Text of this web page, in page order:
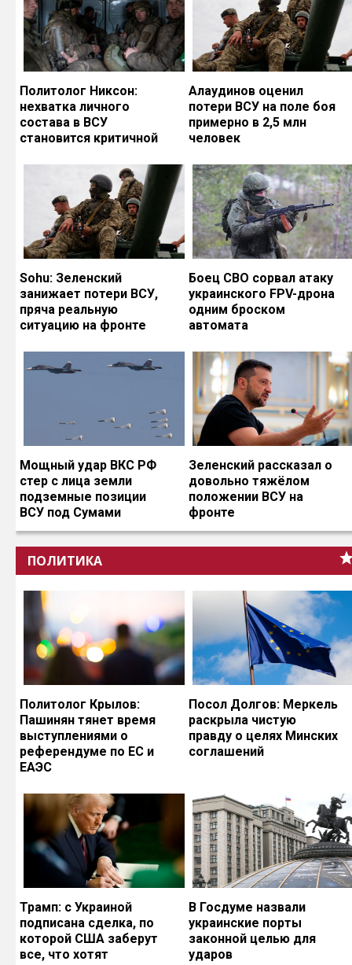
Политолог Никсон:
нехватка личного
состава в ВСУ
становится критичной
Алаудинов оценил
потери ВСУ на поле боя
примерно в 2,5 млн
человек
Sohu: Зеленский
занижает потери ВСУ,
пряча реальную
ситуацию на фронте
Боец СВО сорвал атаку
украинского FPV-дрона
одним броском
автомата
Мощный удар ВКС РФ
стер с лица земли
подземные позиции
ВСУ под Сумами
Зеленский рассказал о
довольно тяжёлом
положении ВСУ на
фронте
ПОЛИТИКА
Политолог Крылов:
Пашинян тянет время
выступлениями о
референдуме по ЕС и
ЕАЭС
Посол Долгов: Меркель
раскрыла чистую
правду о целях Минских
соглашений
Трамп: с Украиной
подписана сделка, по
которой США заберут
все, что хотят
В Госдуме назвали
украинские порты
законной целью для
ударов